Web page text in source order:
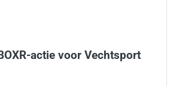
actie voor Vechtsport